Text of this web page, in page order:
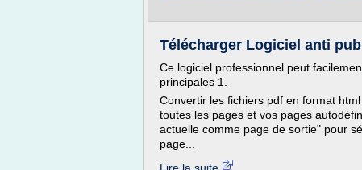
Télécharger Logiciel anti
Ce logiciel professionnel peut
principales 1.
Convertir les fichiers pdf en format
toutes les pages et vos pages
actuelle comme page de sortie" pour
page...